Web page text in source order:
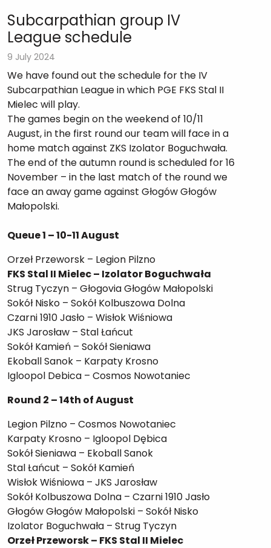
Subcarpathian group IV
League schedule
9 July 2024
We have found out the schedule for the IV
Subcarpathian League in which PGE FKS Stal II
Mielec will play.
The games begin on the weekend of 10/11
August, in the first round our team will face in a
home match against ZKS Izolator Boguchwała.
The end of the autumn round is scheduled for 16
November – in the last match of the round we
face an away game against Głogów Głogów
Małopolski.
Queue 1 – 10-11 August
Orzeł Przeworsk – Legion Pilzno
FKS Stal II Mielec – Izolator Boguchwała
Strug Tyczyn – Głogovia Głogów Małopolski
Sokół Nisko – Sokół Kolbuszowa Dolna
Czarni 1910 Jasło – Wisłok Wiśniowa
JKS Jarosław – Stal Łańcut
Sokół Kamień – Sokół Sieniawa
Ekoball Sanok – Karpaty Krosno
Igloopol Debica – Cosmos Nowotaniec
Round 2 – 14th of August
Legion Pilzno – Cosmos Nowotaniec
Karpaty Krosno – Igloopol Dębica
Sokół Sieniawa – Ekoball Sanok
Stal Łańcut – Sokół Kamień
Wisłok Wiśniowa – JKS Jarosław
Sokół Kolbuszowa Dolna – Czarni 1910 Jasło
Głogów Głogów Małopolski – Sokół Nisko
Izolator Boguchwała – Strug Tyczyn
Orzeł Przeworsk – FKS Stal II Mielec